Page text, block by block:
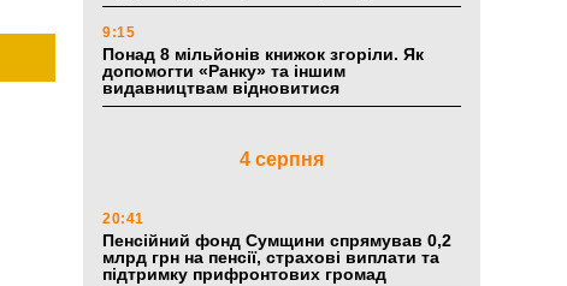
9:15
Понад 8 мільйонів книжок згоріли. Як
допомогти «Ранку» та іншим
видавництвам відновитися
4 серпня
20:41
Пенсійний фонд Сумщини спрямував 0,2
млрд грн на пенсії, страхові виплати та
підтримку прифронтових громад